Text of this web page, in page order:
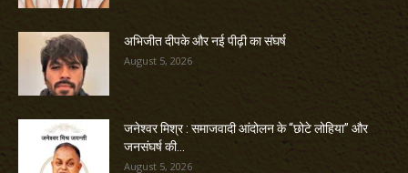
अभिजीत दीपके और नई पीढ़ी का संघर्ष
August 5, 2026
जनेश्वर मिश्र : समाजवादी आंदोलन के “छोटे लोहिया” और
जनसंघर्ष की...
August 5, 2026